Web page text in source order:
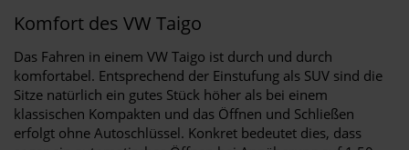
Komfort des VW Taigo
Das Fahren in einem VW Taigo ist durch und durch
komfortabel. Entsprechend der Einstufung als SUV sind die
Sitze natürlich ein gutes Stück höher als bei einem
klassischen Kompakten und das Öffnen und Schließen
erfolgt ohne Autoschlüssel. Konkret bedeutet dies, dass